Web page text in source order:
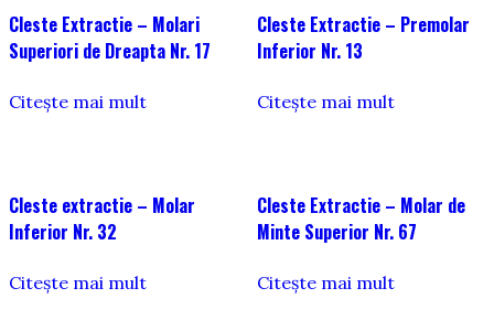
Cleste Extractie – Molari
Superiori de Dreapta Nr. 17
Citește mai mult
Cleste Extractie – Premolar
Inferior Nr. 13
Citește mai mult
Cleste extractie – Molar
Inferior Nr. 32
Citește mai mult
Cleste Extractie – Molar de
Minte Superior Nr. 67
Citește mai mult